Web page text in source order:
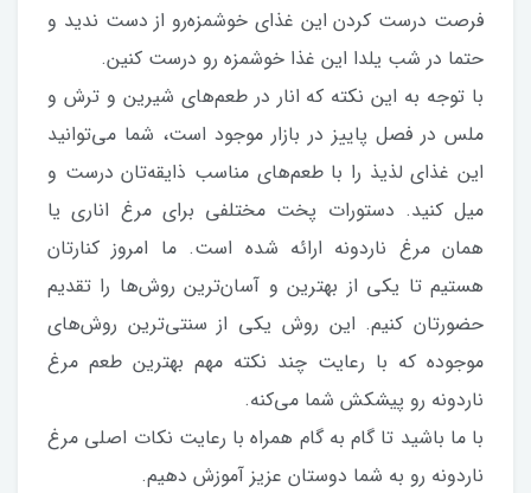
فرصت درست کردن این غذای خوشمزه‌رو از دست ندید و
حتما در شب یلدا این غذا خوشمزه رو درست کنین.
با توجه به این نکته که انار در طعم‌های شیرین و ترش و
ملس در فصل پاییز در بازار موجود است، شما می‌توانید
این غذای لذیذ را با طعم‌های مناسب ذایقه‌تان درست و
میل کنید. دستورات پخت مختلفی برای مرغ اناری یا
همان مرغ ناردونه ارائه شده است. ما امروز کنارتان
هستیم تا یکی از بهترین و آسان‌ترین روش‌ها را تقدیم
حضورتان کنیم. این روش یکی از سنتی‌ترین روش‌های
موجوده که با رعایت چند نکته مهم بهترین طعم مرغ
ناردونه رو پیشکش شما می‌کنه.
با ما باشید تا گام به گام همراه با رعایت نکات اصلی مرغ
ناردونه رو به شما دوستان عزیز آموزش دهیم.